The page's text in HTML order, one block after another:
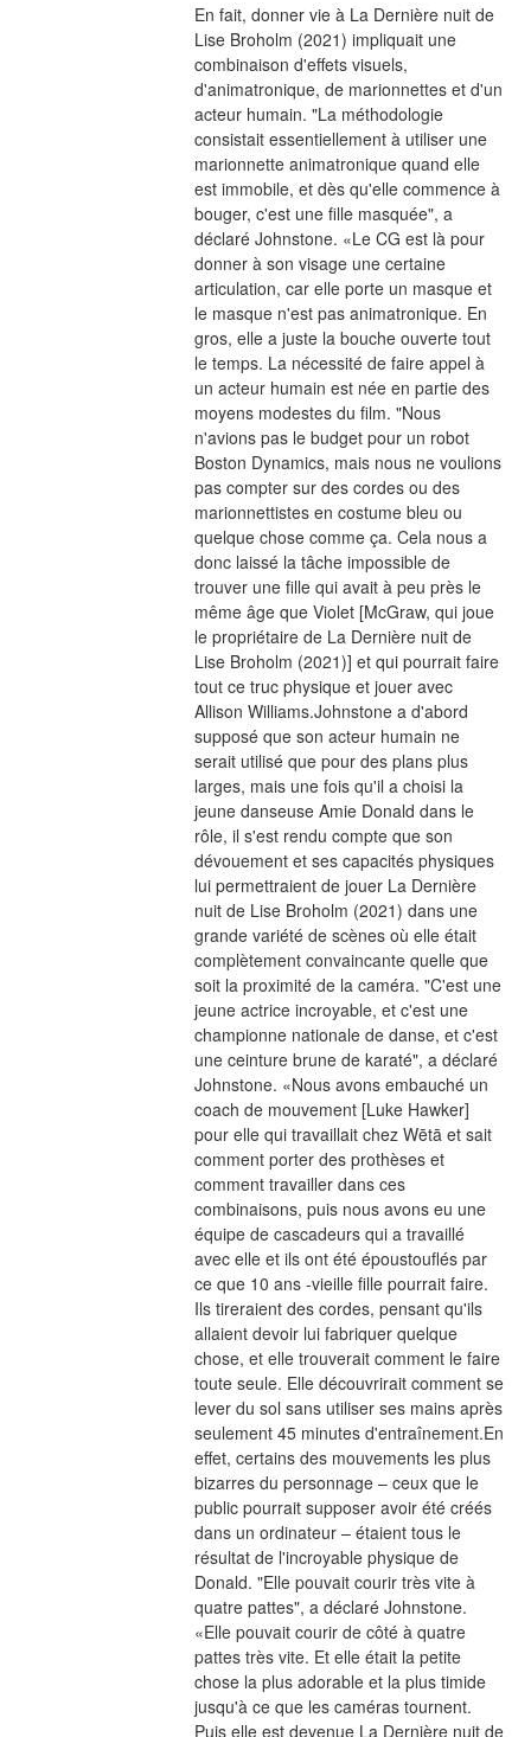
En fait, donner vie à La Dernière nuit de
Lise Broholm (2021) impliquait une
combinaison d'effets visuels,
d'animatronique, de marionnettes et d'un
acteur humain. "La méthodologie
consistait essentiellement à utiliser une
marionnette animatronique quand elle
est immobile, et dès qu'elle commence à
bouger, c'est une fille masquée", a
déclaré Johnstone. «Le CG est là pour
donner à son visage une certaine
articulation, car elle porte un masque et
le masque n'est pas animatronique. En
gros, elle a juste la bouche ouverte tout
le temps. La nécessité de faire appel à
un acteur humain est née en partie des
moyens modestes du film. "Nous
n'avions pas le budget pour un robot
Boston Dynamics, mais nous ne voulions
pas compter sur des cordes ou des
marionnettistes en costume bleu ou
quelque chose comme ça. Cela nous a
donc laissé la tâche impossible de
trouver une fille qui avait à peu près le
même âge que Violet [McGraw, qui joue
le propriétaire de La Dernière nuit de
Lise Broholm (2021)] et qui pourrait faire
tout ce truc physique et jouer avec
Allison Williams.Johnstone a d'abord
supposé que son acteur humain ne
serait utilisé que pour des plans plus
larges, mais une fois qu'il a choisi la
jeune danseuse Amie Donald dans le
rôle, il s'est rendu compte que son
dévouement et ses capacités physiques
lui permettraient de jouer La Dernière
nuit de Lise Broholm (2021) dans une
grande variété de scènes où elle était
complètement convaincante quelle que
soit la proximité de la caméra. "C'est une
jeune actrice incroyable, et c'est une
championne nationale de danse, et c'est
une ceinture brune de karaté", a déclaré
Johnstone. «Nous avons embauché un
coach de mouvement [Luke Hawker]
pour elle qui travaillait chez Wētā et sait
comment porter des prothèses et
comment travailler dans ces
combinaisons, puis nous avons eu une
équipe de cascadeurs qui a travaillé
avec elle et ils ont été époustouflés par
ce que 10 ans -vieille fille pourrait faire.
Ils tireraient des cordes, pensant qu'ils
allaient devoir lui fabriquer quelque
chose, et elle trouverait comment le faire
toute seule. Elle découvrirait comment se
lever du sol sans utiliser ses mains après
seulement 45 minutes d'entraînement.En
effet, certains des mouvements les plus
bizarres du personnage – ceux que le
public pourrait supposer avoir été créés
dans un ordinateur – étaient tous le
résultat de l'incroyable physique de
Donald. "Elle pouvait courir très vite à
quatre pattes", a déclaré Johnstone.
«Elle pouvait courir de côté à quatre
pattes très vite. Et elle était la petite
chose la plus adorable et la plus timide
jusqu'à ce que les caméras tournent.
Puis elle est devenue La Dernière nuit de